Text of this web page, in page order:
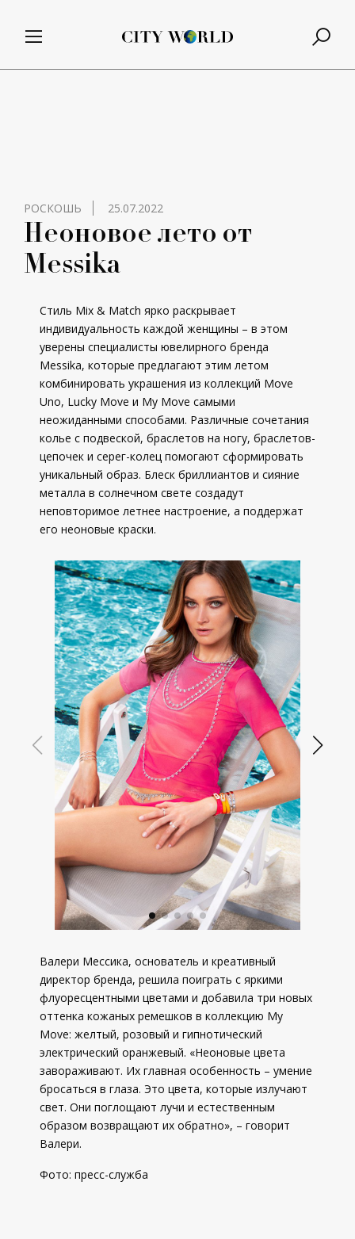
РОСКОШЬ 25.07.2022
Неоновое лето от
Messika
Стиль Mix & Match ярко раскрывает
индивидуальность каждой женщины – в этом
уверены специалисты ювелирного бренда
Messika, которые предлагают этим летом
комбинировать украшения из коллекций Move
Uno, Lucky Move и My Move самыми
неожиданными способами. Различные сочетания
колье с подвеской, браслетов на ногу, браслетов-
цепочек и серег-колец помогают сформировать
уникальный образ. Блеск бриллиантов и сияние
металла в солнечном свете создадут
неповторимое летнее настроение, а поддержат
его неоновые краски.
Валери Мессика, основатель и креативный
директор бренда, решила поиграть с яркими
флуоресцентными цветами и добавила три новых
оттенка кожаных ремешков в коллекцию My
Move: желтый, розовый и гипнотический
электрический оранжевый. «Неоновые цвета
завораживают. Их главная особенность – умение
бросаться в глаза. Это цвета, которые излучают
свет. Они поглощают лучи и естественным
образом возвращают их обратно», – говорит
Валери.
Фото: пресс-служба